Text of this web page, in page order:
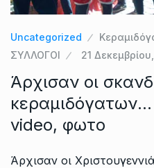
Uncategorized
ΣΥΛΛΟΓΟΙ
21
Άρχισαν οι
video, φωτο
Άρχισαν οι